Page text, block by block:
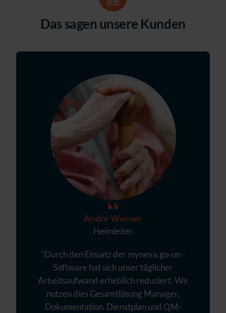
Das sagen unsere Kunden
Andre Werner
Heimleiter
“Durch den Einsatz der myneva.go-on -
Software hat sich unser täglicher
Arbeitsaufwand erheblich reduziert. Wir
nutzen dies Gesamtlösung Manager,
Dokumentation, Dienstplan und QM-